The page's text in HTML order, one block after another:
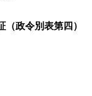
政令別表第四）